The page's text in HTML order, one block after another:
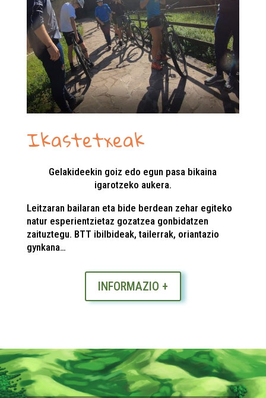
Ikastetxeak
Gelakideekin goiz edo egun pasa bikaina
igarotzeko aukera.
Leitzaran bailaran eta bide berdean zehar egiteko
natur esperientzietaz gozatzea gonbidatzen
zaituztegu. BTT ibilbideak, tailerrak, oriantazio
gynkana…
INFORMAZIO +